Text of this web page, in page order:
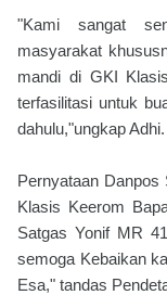
"Kami sangat
masyarakat
mandi di GKI
terfasilitasi untuk
dahulu,"ungkap Adhi.
Pernyataan
Klasis Keerom
Satgas Yonif MR
semoga Kebaikan
Esa," tandas